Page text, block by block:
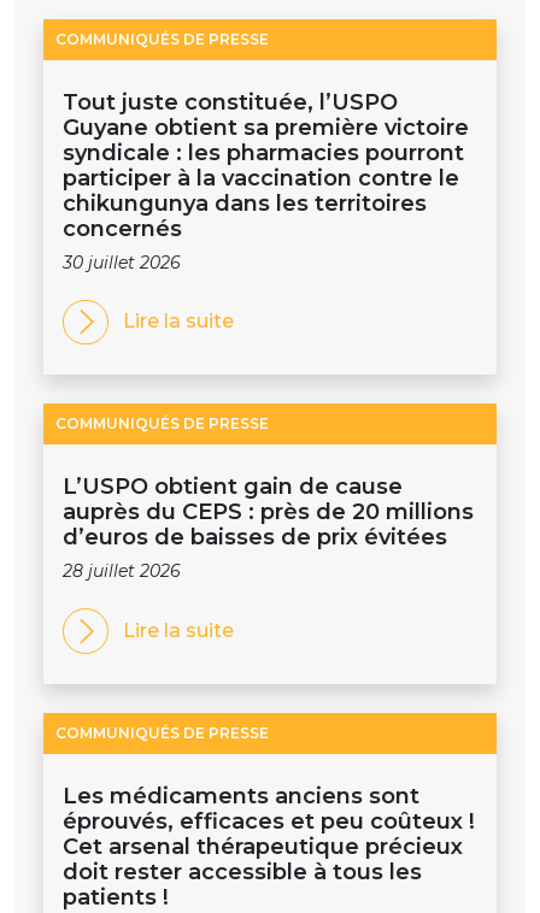
COMMUNIQUÉS DE PRESSE
Tout juste constituée, l’USPO
Guyane obtient sa première victoire
syndicale : les pharmacies pourront
participer à la vaccination contre le
chikungunya dans les territoires
concernés
30 juillet 2026
Lire la suite
COMMUNIQUÉS DE PRESSE
L’USPO obtient gain de cause
auprès du CEPS : près de 20 millions
d’euros de baisses de prix évitées
28 juillet 2026
Lire la suite
COMMUNIQUÉS DE PRESSE
Les médicaments anciens sont
éprouvés, efficaces et peu coûteux !
Cet arsenal thérapeutique précieux
doit rester accessible à tous les
patients !